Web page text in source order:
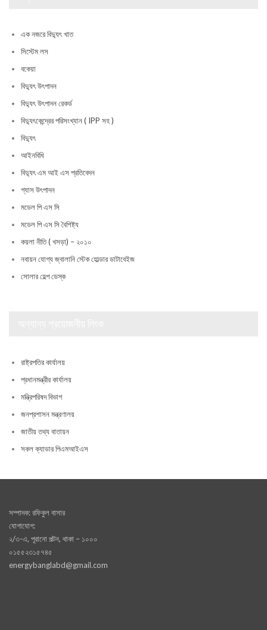
এক নজরে বিদ্যুৎ খাত
সিস্টেম লস
বকেয়া
বিদ্যুৎ উৎপাদন
বিদ্যুৎ উৎপাদন রেকর্ড
বিদ্যুৎকেন্দ্রের পরিসংখ্যান ( IPP সহ )
বিদ্যুৎ
আইনবিধি
বিদ্যুৎ এম আই এস প্রতিবেদন
গ্যাস উৎপাদন
মডেল পি এস সি
মডেল পি এস সি বৈশিষ্ট্য
কয়লা নীতি ( খসড়া) – ২০১০
নবায়ন যোগ্য জ্বালানি স্টেক হোল্ডার ডাটাবেইজ
সোলার হেল্প ডেস্ক
রাষ্ট্রপতির কার্যালয়
প্রধানমন্ত্রীর কার্যালয়
মন্ত্রিপরিষদ বিভাগ
জনপ্রশাসন মন্ত্রণালয়
জাতীয় তথ্য বাতায়ন
সকল ক্যাডার পিএমআইএস
সম্পাদক: রফিকুল বাসার
যোগাযোগ:
২/৩-এ, পূরানো পল্টন, থাকা – ১০০০
০১৫৫২৩১৫৭৪৫
energybanglabd@gmail.com